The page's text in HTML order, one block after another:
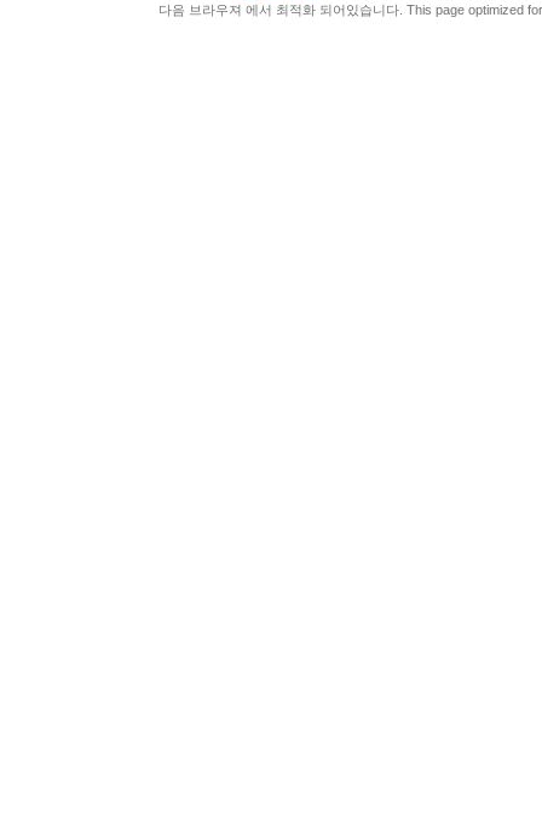
다음 브라우져 에서 최적화 되어있습니다. This page optimized